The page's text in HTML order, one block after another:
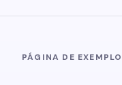
PÁGINA DE EXEMPLO